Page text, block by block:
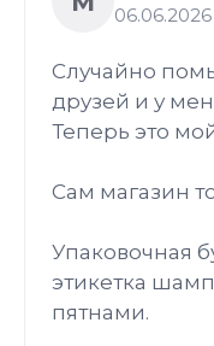
06.06.2026
Случайно
друзей и у
Теперь это
Сам магазин
Упаковочная
этикетка
пятнами.